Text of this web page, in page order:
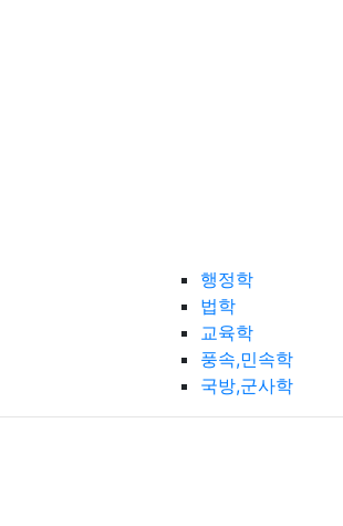
행정학
법학
교육학
풍속,민속학
국방,군사학